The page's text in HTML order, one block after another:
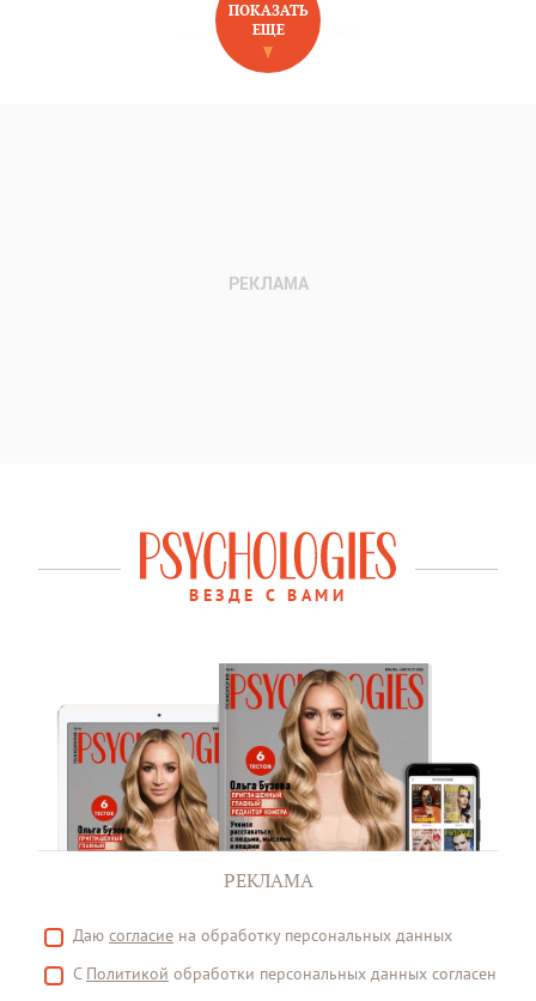
НОВОЕ НА САЙТЕ
ПОКАЗАТЬ
ЕЩЕ
ВЕЗДЕ С ВАМИ
РЕКЛАМА
Даю согласие на обработку персональных данных
С Политикой обработки персональных данных согласен